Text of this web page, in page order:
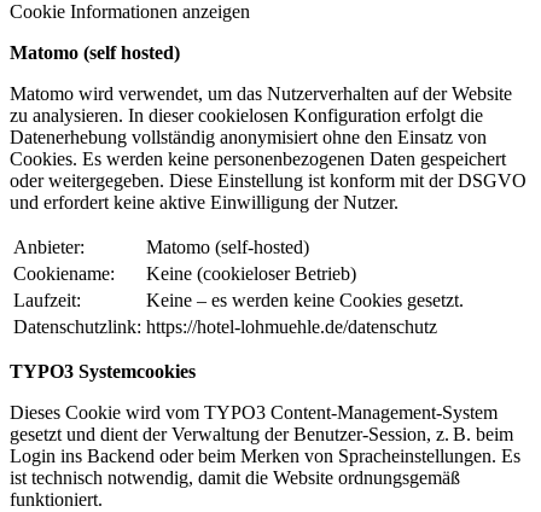
Cookie Informationen anzeigen
Matomo (self hosted)
Matomo wird verwendet, um das Nutzerverhalten auf der Website
zu analysieren. In dieser cookielosen Konfiguration erfolgt die
Datenerhebung vollständig anonymisiert ohne den Einsatz von
Cookies. Es werden keine personenbezogenen Daten gespeichert
oder weitergegeben. Diese Einstellung ist konform mit der DSGVO
und erfordert keine aktive Einwilligung der Nutzer.
Anbieter:
Matomo (self-hosted)
Cookiename:
Keine (cookieloser Betrieb)
Laufzeit:
Keine – es werden keine Cookies gesetzt.
Datenschutzlink: https://hotel-lohmuehle.de/datenschutz
TYPO3 Systemcookies
Dieses Cookie wird vom TYPO3 Content-Management-System
gesetzt und dient der Verwaltung der Benutzer-Session, z. B. beim
Login ins Backend oder beim Merken von Spracheinstellungen. Es
ist technisch notwendig, damit die Website ordnungsgemäß
funktioniert.